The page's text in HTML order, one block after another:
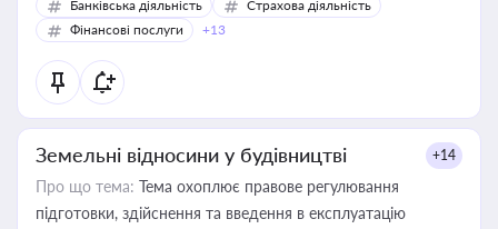
Банківська діяльність
Страхова діяльність
Фінансові послуги
+13
Земельні відносини у будівництві +14
Про що тема: Тема охоплює правове регулювання
підготовки, здійснення та введення в експлуатацію